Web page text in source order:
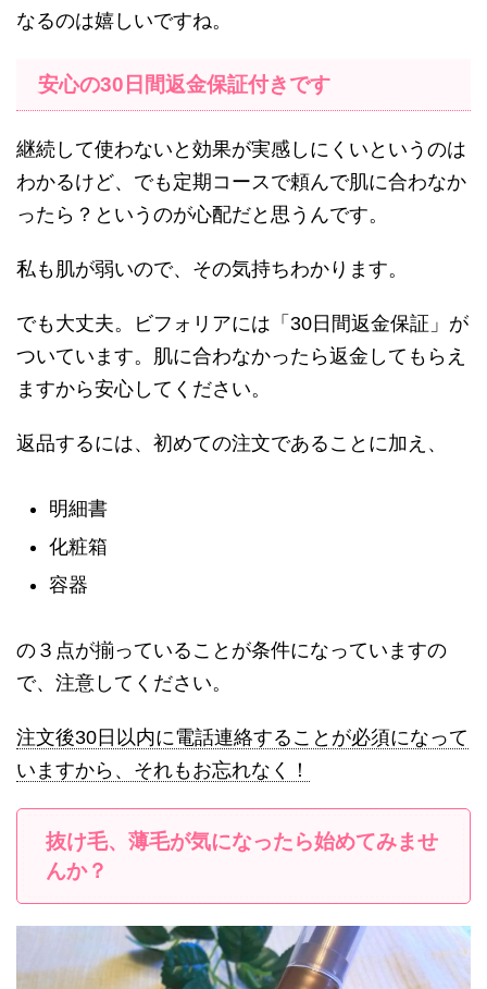
なるのは嬉しいですね。
安心の30日間返金保証付きです
継続して使わないと効果が実感しにくいというのは
わかるけど、でも定期コースで頼んで肌に合わなか
ったら？というのが心配だと思うんです。
私も肌が弱いので、その気持ちわかります。
でも大丈夫。ビフォリアには「30日間返金保証」が
ついています。肌に合わなかったら返金してもらえ
ますから安心してください。
返品するには、初めての注文であることに加え、
明細書
化粧箱
容器
の３点が揃っていることが条件になっていますの
で、注意してください。
注文後30日以内に電話連絡することが必須になって
いますから、それもお忘れなく！
抜け毛、薄毛が気になったら始めてみませ
んか？